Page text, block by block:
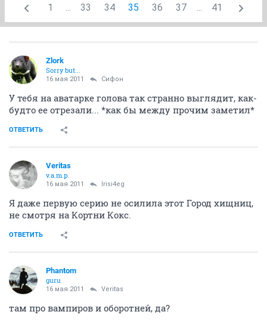
1 ... 33 34 35 36 37 ... 41
Zlork
Sorry but...
16 мая 2011 Сифон
У тебя на аватарке голова так странно выглядит, как-
будто ее отрезали... *как бы между прочим заметил*
ОТВЕТИТЬ
Veritas
v.a.m.p.
16 мая 2011 Irisi4eg
Я даже первую серию не осилила этот Город хищниц,
не смотря на Кортни Кокс.
ОТВЕТИТЬ
Phantom
guru
16 мая 2011 Veritas
там про вампиров и оборотней, да?